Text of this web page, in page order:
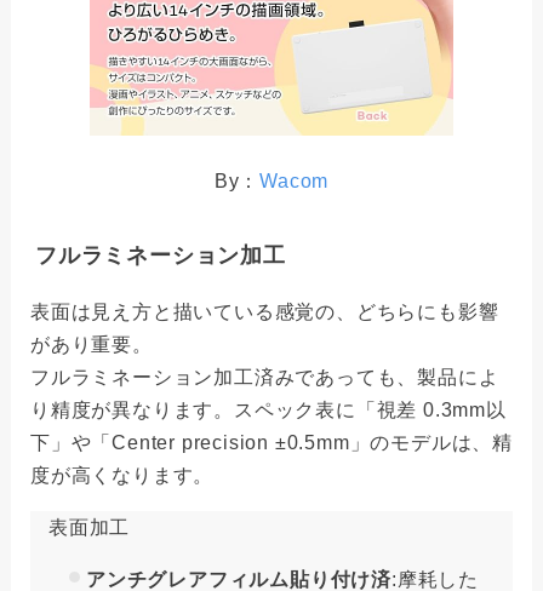
By：Wacom
フルラミネーション加工
表面は見え方と描いている感覚の、どちらにも影響
があり重要。
フルラミネーション加工済みであっても、製品によ
り精度が異なります。スペック表に「視差 0.3mm以
下」や「Center precision ±0.5mm」のモデルは、精
度が高くなります。
表面加工
アンチグレアフィルム貼り付け済:摩耗した